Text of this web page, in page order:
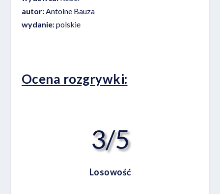
autor:Antoine Bauza
wydanie:polskie
Ocena rozgrywki:
3/5
Losowość